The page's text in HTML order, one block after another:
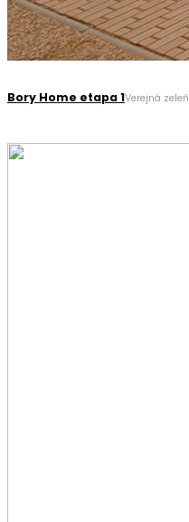
Bory Home etapa 1Verejná zeleň